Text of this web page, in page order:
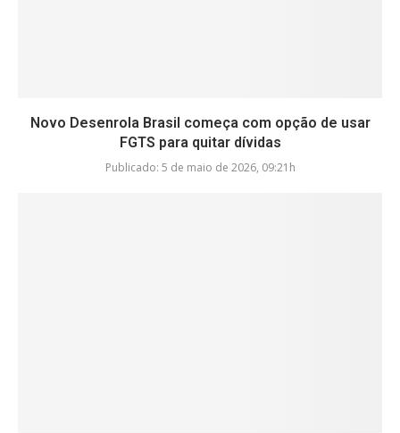
Novo Desenrola Brasil começa com opção de usar
FGTS para quitar dívidas
Publicado: 5 de maio de 2026, 09:21h